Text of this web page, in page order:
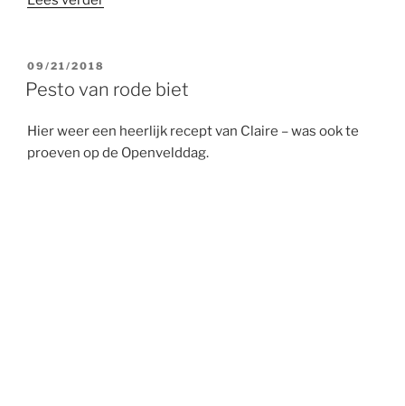
GEPLAATST
OP
09/21/2018
Pesto van rode biet
Hier weer een heerlijk recept van Claire – was ook te
proeven op de Openvelddag.